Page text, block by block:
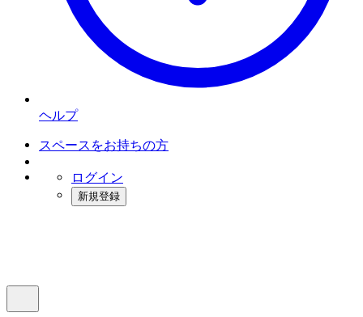
ヘルプ
スペースをお持ちの方
ログイン
新規登録